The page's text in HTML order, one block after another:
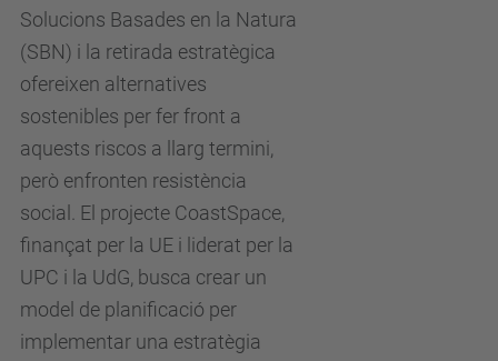
Solucions Basades en la Natura
(SBN) i la retirada estratègica
ofereixen alternatives
sostenibles per fer front a
aquests riscos a llarg termini,
però enfronten resistència
social. El projecte CoastSpace,
finançat per la UE i liderat per la
UPC i la UdG, busca crear un
model de planificació per
implementar una estratègia